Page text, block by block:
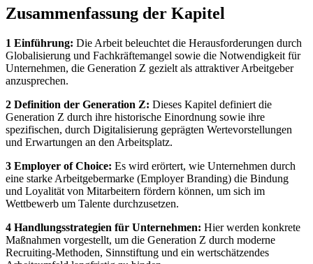
Zusammenfassung der Kapitel
1 Einführung: Die Arbeit beleuchtet die Herausforderungen durch
Globalisierung und Fachkräftemangel sowie die Notwendigkeit für
Unternehmen, die Generation Z gezielt als attraktiver Arbeitgeber
anzusprechen.
2 Definition der Generation Z: Dieses Kapitel definiert die
Generation Z durch ihre historische Einordnung sowie ihre
spezifischen, durch Digitalisierung geprägten Wertevorstellungen
und Erwartungen an den Arbeitsplatz.
3 Employer of Choice: Es wird erörtert, wie Unternehmen durch
eine starke Arbeitgebermarke (Employer Branding) die Bindung
und Loyalität von Mitarbeitern fördern können, um sich im
Wettbewerb um Talente durchzusetzen.
4 Handlungsstrategien für Unternehmen: Hier werden konkrete
Maßnahmen vorgestellt, um die Generation Z durch moderne
Recruiting-Methoden, Sinnstiftung und ein wertschätzendes